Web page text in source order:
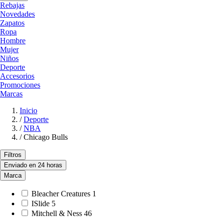
Rebajas
Novedades
Zapatos
Ropa
Hombre
Mujer
Niños
Deporte
Accesorios
Promociones
Marcas
Inicio
/ Deporte
/ NBA
/ Chicago Bulls
Filtros
Enviado en 24 horas
Marca
Bleacher Creatures 1
ISlide 5
Mitchell & Ness 46